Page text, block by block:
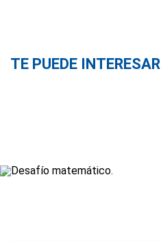
TE PUEDE INTERESAR